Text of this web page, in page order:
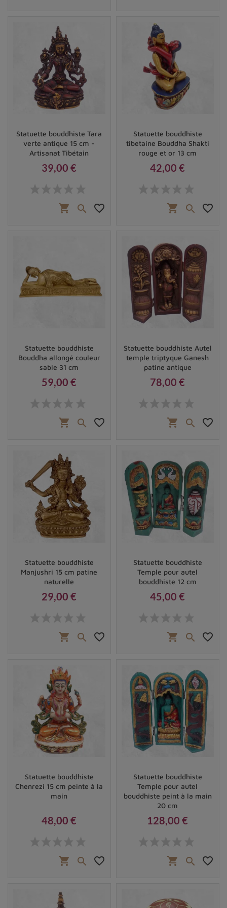
Statuette bouddhiste Tara
verte antique 15 cm -
Artisanat Tibétain
39,00 €
shopping_cart  favorite_border
Statuette bouddhiste
tibetaine Bouddha Shakti
rouge et or 13 cm
42,00 €
shopping_cart  favorite_border
Statuette bouddhiste
Bouddha allongé couleur
sable 31 cm
59,00 €
shopping_cart  favorite_border
Statuette bouddhiste Autel
temple triptyque Ganesh
patine antique
78,00 €
shopping_cart  favorite_border
Statuette bouddhiste
Manjushri 15 cm patine
naturelle
29,00 €
shopping_cart  favorite_border
Statuette bouddhiste
Temple pour autel
bouddhiste 12 cm
45,00 €
shopping_cart  favorite_border
Statuette bouddhiste
Chenrezi 15 cm peinte à la
main
48,00 €
shopping_cart  favorite_border
Statuette bouddhiste
Temple pour autel
bouddhiste peint à la main
20 cm
128,00 €
shopping_cart  favorite_border